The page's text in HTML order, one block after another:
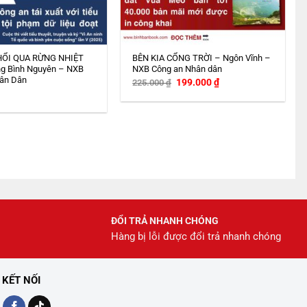
QUA RỪNG NHIỆT
Bình Nguyên – NXB
Dân
BÊN KIA CỔNG TRỜI – Ngôn Vĩnh –
NXB Công an Nhân dân
225.000₫ Giá
là:
199.000₫Giá
hiện
tại
ĐỔI TRẢ NHANH CHÓNG
Hàng bị lỗi được đổi trả nhanh chóng
KẾT NỐI